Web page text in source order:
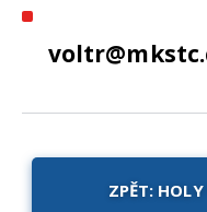
ZPĚT: